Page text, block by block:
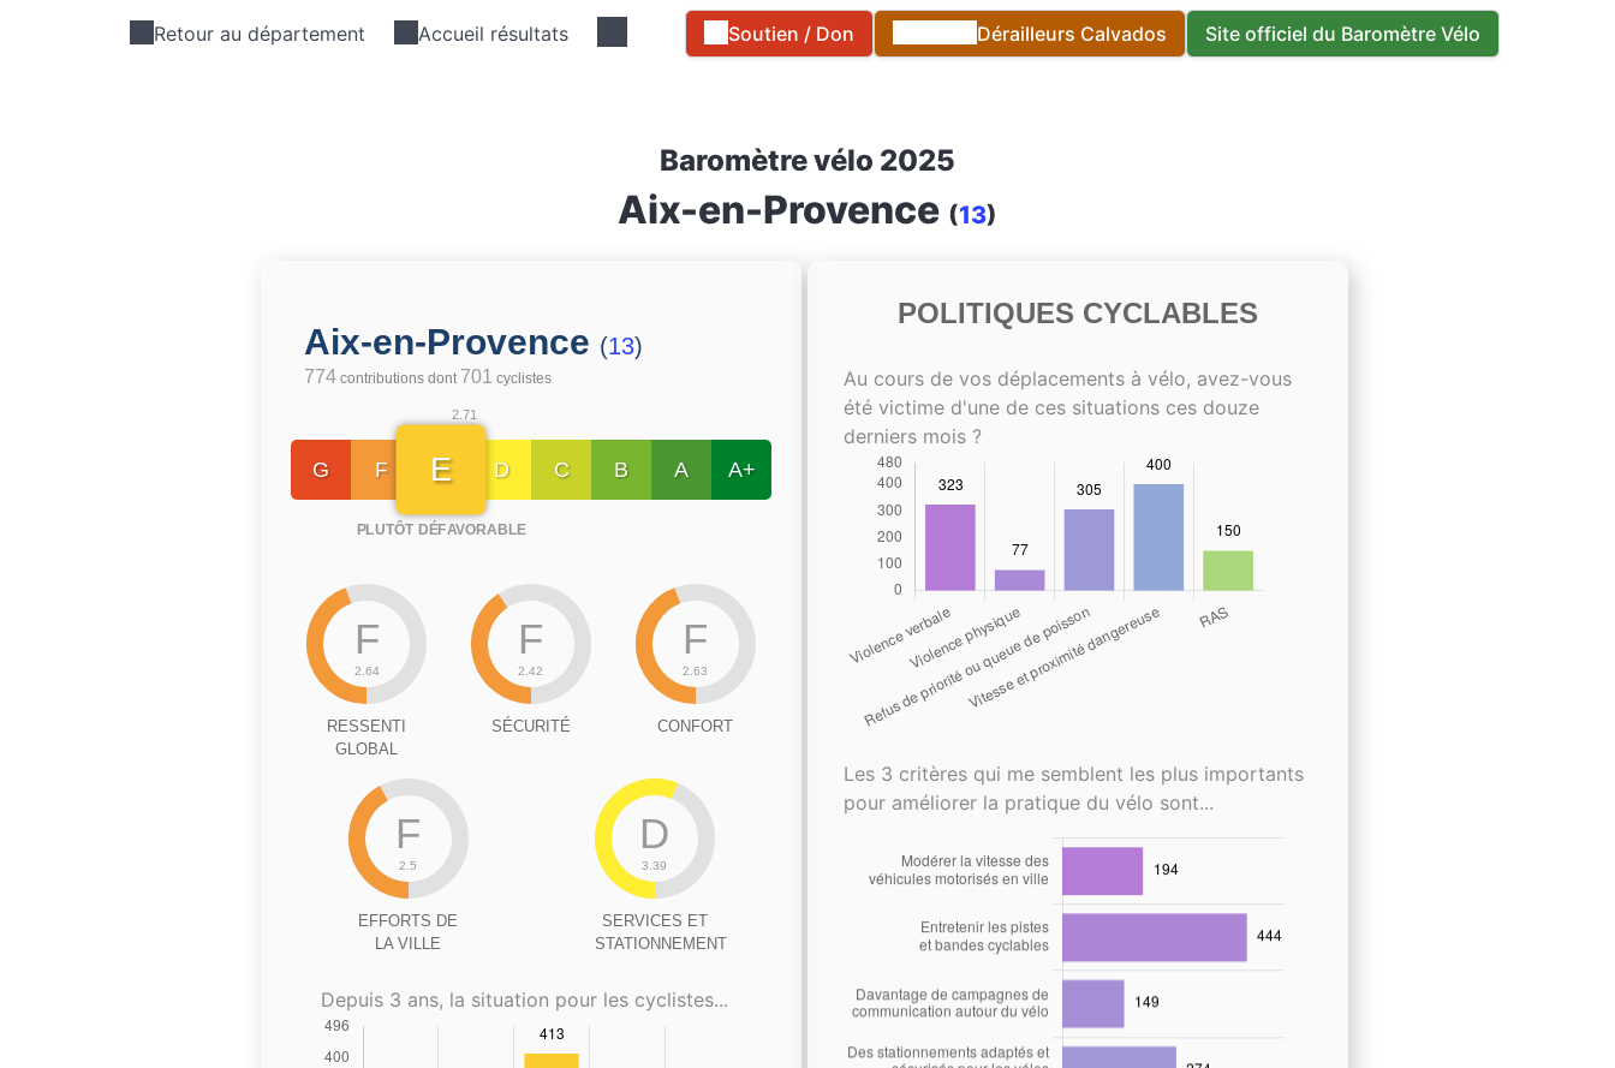
Retour au département Accueil résultats Soutien / Don Dérailleurs Calvados Site officiel du Baromètre Vélo
Baromètre vélo 2025
Aix-en-Provence (13)
Aix-en-Provence (13)
774 contributions dont 701 cyclistes
G F
2.71
E
PLUTÔT DÉFAVORABLE
D C B A A+
F
2.64
RESSENTI
GLOBAL
F
2.42
SÉCURITÉ
F
2.63
CONFORT
F
2.5
EFFORTS DE
LA VILLE
D
3.39
SERVICES ET
STATIONNEMENT
Depuis 3 ans, la situation pour les cyclistes...
POLITIQUES CYCLABLES
Au cours de vos déplacements à vélo, avez-vous
été victime d'une de ces situations ces douze
derniers mois ?
Les 3 critères qui me semblent les plus importants
pour améliorer la pratique du vélo sont...